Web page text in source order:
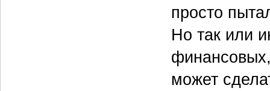
просто
Но так или
может